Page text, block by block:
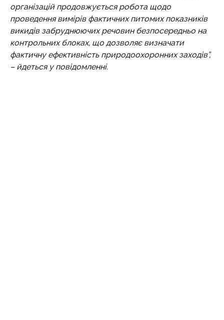
організацій продовжується робота щодо
проведення вимірів фактичних питомих показників
викидів забруднюючих речовин безпосередньо на
контрольних блоках, що дозволяє визначати
фактичну ефективність природоохоронних заходів”,
– йдеться у повідомленні.